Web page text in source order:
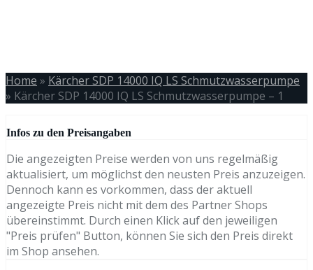
Home » Kärcher SDP 14000 IQ LS Schmutzwasserpumpe
» Kärcher SDP 14000 IQ LS Schmutzwasserpumpe – 1
Infos zu den Preisangaben
Die angezeigten Preise werden von uns regelmäßig
aktualisiert, um möglichst den neusten Preis anzuzeigen.
Dennoch kann es vorkommen, dass der aktuell
angezeigte Preis nicht mit dem des Partner Shops
übereinstimmt. Durch einen Klick auf den jeweiligen
"Preis prüfen" Button, können Sie sich den Preis direkt
im Shop ansehen.